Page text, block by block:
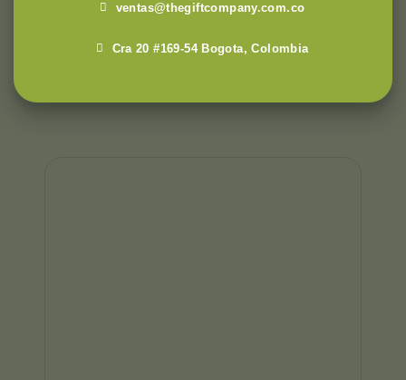
ventas@thegiftcompany.com.co
Cra 20 #169-54 Bogota, Colombia